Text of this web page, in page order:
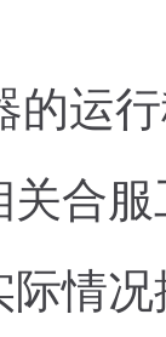
运行
合
情